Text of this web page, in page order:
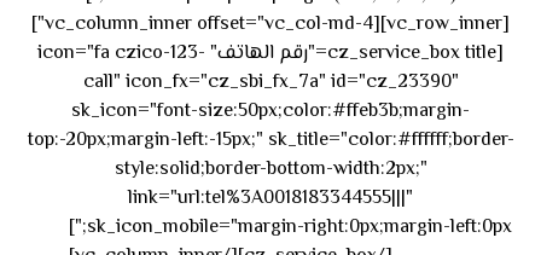
[vc_row_inner][vc_column_inner offset="vc_col-md-4"]
[cz_service_box title="رقم الهاتف" icon="fa czico-123-
call" icon_fx="cz_sbi_fx_7a" id="cz_23390"
sk_icon="font-size:50px;color:#ffeb3b;margin-
top:-20px;margin-left:-15px;" sk_title="color:#ffffff;border-
style:solid;border-bottom-width:2px;"
link="url:tel%3A0018183344555|||"
sk_icon_mobile="margin-right:0px;margin-left:0px;"]